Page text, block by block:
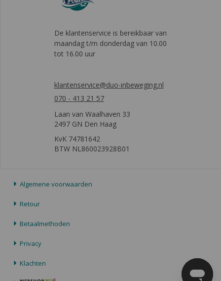
De klantenservice is bereikbaar van
maandag t/m donderdag van 10.00
tot 16.00 uur
klantenservice@duo-inbeweging.nl
070 - 413 21 57
Laan van Waalhaven 33
2497 GN Den Haag
KvK 74781642
BTW NL860023928B01
Algemene voorwaarden
Retour
Betaalmethoden
Privacy
Klachten